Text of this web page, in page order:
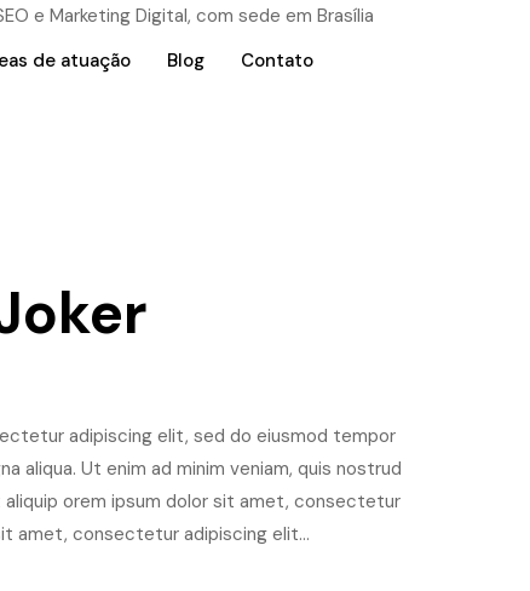
de atuação Blog Contato
adipiscing elit, sed do eiusmod tempor
aliqua. Ut enim ad minim veniam, quis nostrud
orem ipsum dolor sit amet, consectetur
amet, consectetur adipiscing elit...